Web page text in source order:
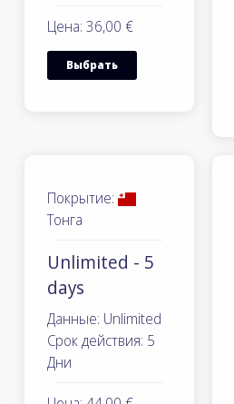
Цена: 36,00 €
Выбрать
Покрытие:
Тонга
Unlimited - 5
days
Данные: Unlimited
Срок действия: 5
Дни